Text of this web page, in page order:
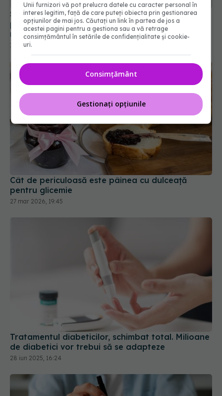
Semnal de alarmă pentru diabetici: boala îți
poate distruge dinții și implanturile dentare mai
repede
10 iun 2026, 08:40
Cât de periculoasă este pâinea cu dulceață
pentru glicemie
27 mar 2026, 19:45
Tratamentul diabeticilor, schimbat total. Milioane
de diabetici vor trebui să se adapteze
28 iun 2025, 16:24
Unii furnizori vă pot prelucra datele cu caracter personal în
interes legitim, față de care puteți obiecta prin gestionarea
opțiunilor de mai jos. Căutați un link în partea de jos a
acestei pagini pentru a gestiona sau a vă retrage
consimțământul în setările de confidențialitate și cookie-
uri.
Consimțământ
Gestionați opțiunile